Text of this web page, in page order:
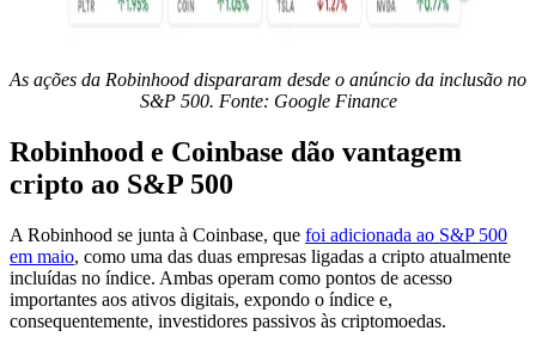
As ações da Robinhood dispararam desde o anúncio da inclusão no
S&P 500. Fonte: Google Finance
Robinhood e Coinbase dão vantagem
cripto ao S&P 500
A Robinhood se junta à Coinbase, que foi adicionada ao S&P 500
em maio, como uma das duas empresas ligadas a cripto atualmente
incluídas no índice. Ambas operam como pontos de acesso
importantes aos ativos digitais, expondo o índice e,
consequentemente, investidores passivos às criptomoedas.